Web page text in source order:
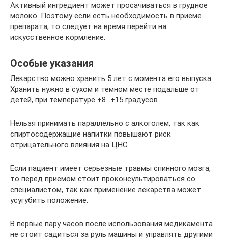
Активный ингредиент может просачиваться в грудное
молоко. Поэтому если есть необходимость в приеме
препарата, то следует на время перейти на
искусственное кормление.
Особые указания
Лекарство можно хранить 5 лет с момента его выпуска.
Хранить нужно в сухом и темном месте подальше от
детей, при температуре +8…+15 градусов.
Нельзя принимать параллельно с алкоголем, так как
спиртосодержащие напитки повышают риск
отрицательного влияния на ЦНС.
Если пациент имеет серьезные травмы спинного мозга,
то перед приемом стоит проконсультироваться со
специалистом, так как применение лекарства может
усугубить положение.
В первые пару часов после использования медикамента
не стоит садиться за руль машины и управлять другими